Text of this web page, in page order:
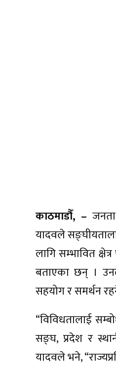
काठमाडौँ, –
यादवले
लागि सम्भावित
बताएका छन् ।
सहयोग र समर्थन
“विविधतालाई
सङ्घ, प्रदेश र
यादवले भने,